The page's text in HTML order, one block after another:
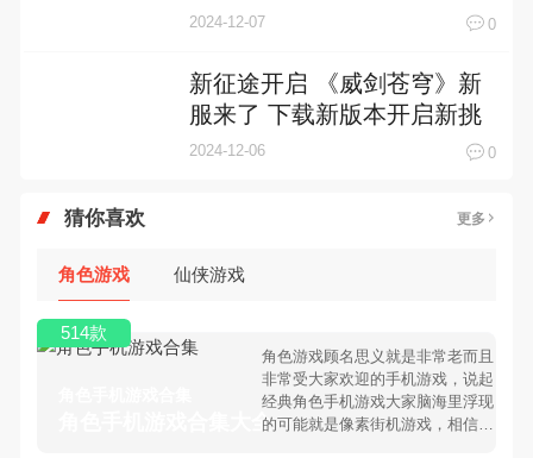
2024-12-07 0
新征途开启 《威剑苍穹》新
服来了 下载新版本开启新挑
战
2024-12-06 0
猜你喜欢 更多
角色游戏 仙侠游戏
角色手机游戏合集大全 >
角色游戏顾名思义就是非常老而且
非常受大家欢迎的手机游戏，说起
经典角色手机游戏大家脑海里浮现
的可能就是像素街机游戏，相信很
514款